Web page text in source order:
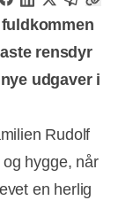
rensdyr
udgaver i
Rudolf
hygge, når
en herlig